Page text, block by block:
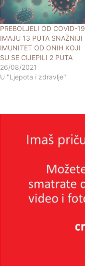
PREBOLJELI OD COVID-19
IMAJU 13 PUTA SNAŽNIJI
IMUNITET OD ONIH KOJI
SU SE CIJEPILI 2 PUTA
26/08/2021
U "Ljepota i zdravlje"